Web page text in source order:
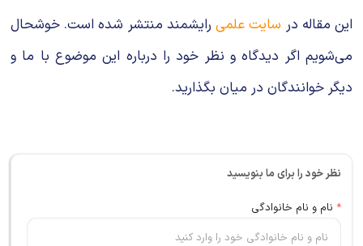
این مقاله در سایت علمیرایشمند منتشر شده است. خوشحال
می‌شویم اگر دیدگاه و نظر خود را درباره این موضوع با ما و
دیگر خوانندگان در میان بگذارید.
نظر خود را برای ما بنویسید
* نام و نام خانوادگی